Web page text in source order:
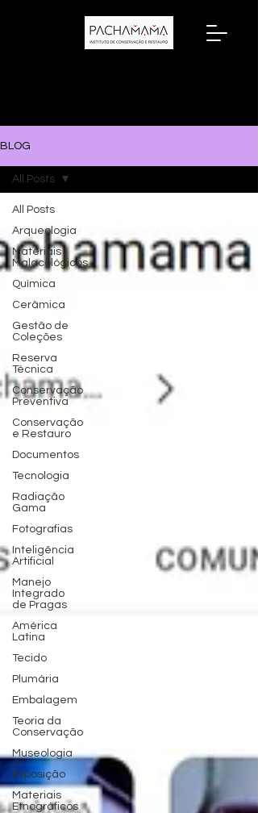
BLOG
All Posts
Arqueologia
Materiais
Malacológicos
Química
Cerâmica
Gestão de
Coleções
Reserva
Técnica
Conservação
Preventiva
Conservação
e Restauro
Documentos
Tecnologia
Radiação
Gama
Fotografias
Inteligência
Artificial
Manejo
Integrado
de Pragas
América
Latina
Tecido
Plumária
Embalagem
Teoria da
Conservação
Museologia
Exposição
Materiais
Etnográficos
All Posts